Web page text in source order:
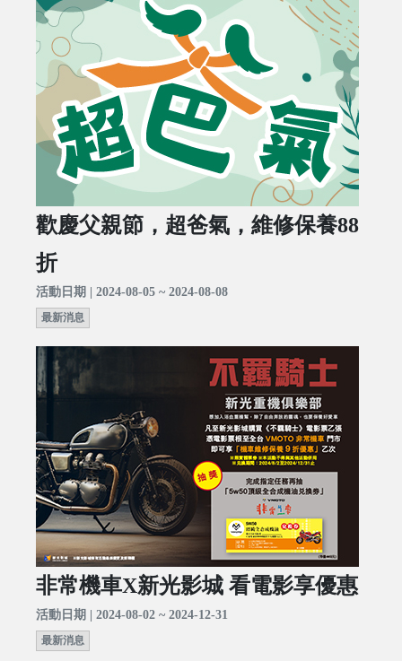
歡慶父親節，超爸氣，維修保養88
折
活動日期 | 2024-08-05 ~ 2024-08-08
最新消息
非常機車X新光影城 看電影享優惠
活動日期 | 2024-08-02 ~ 2024-12-31
最新消息